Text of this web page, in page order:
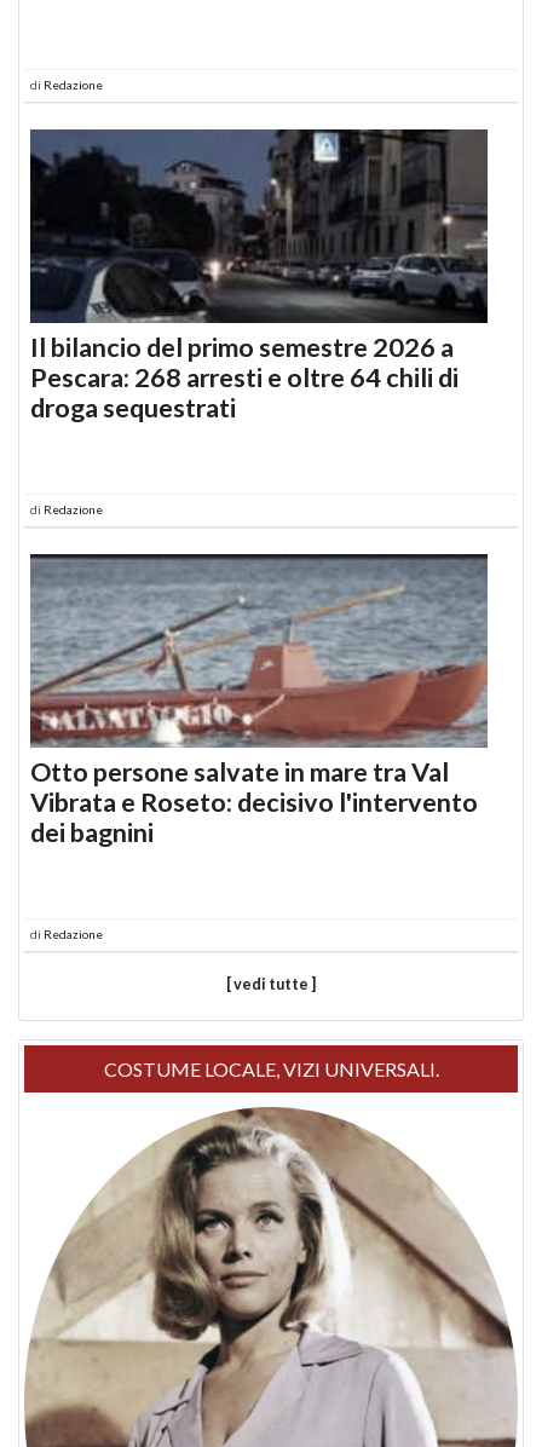
di Redazione
Il bilancio del primo semestre 2026 a
Pescara: 268 arresti e oltre 64 chili di
droga sequestrati
di Redazione
Otto persone salvate in mare tra Val
Vibrata e Roseto: decisivo l'intervento
dei bagnini
di Redazione
[ vedi tutte ]
COSTUME LOCALE, VIZI UNIVERSALI.